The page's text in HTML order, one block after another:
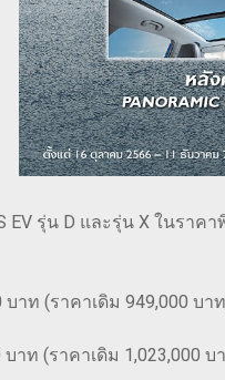
EV รุ่น D และรุ่น X ในราค
บาท (ราคาเดิม 949,000 บา
าท (ราคาเดิม 1,023,000